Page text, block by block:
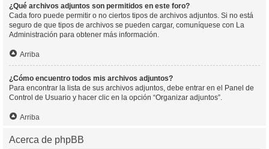
¿Qué archivos adjuntos son permitidos en este foro?
Cada foro puede permitir o no ciertos tipos de archivos adjuntos. Si no está
seguro de que tipos de archivos se pueden cargar, comuníquese con La
Administración para obtener más información.
Arriba
¿Cómo encuentro todos mis archivos adjuntos?
Para encontrar la lista de sus archivos adjuntos, debe entrar en el Panel de
Control de Usuario y hacer clic en la opción “Organizar adjuntos”.
Arriba
Acerca de phpBB